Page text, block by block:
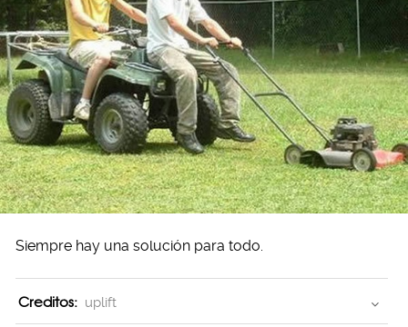
Siempre hay una solución para todo.
Creditos: uplift